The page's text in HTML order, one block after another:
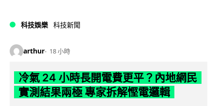
科技娛樂 科技新聞
arthur 18 小時
冷氣 24 小時長開電費更平？內地網民
實測結果兩極 專家拆解慳電邏輯